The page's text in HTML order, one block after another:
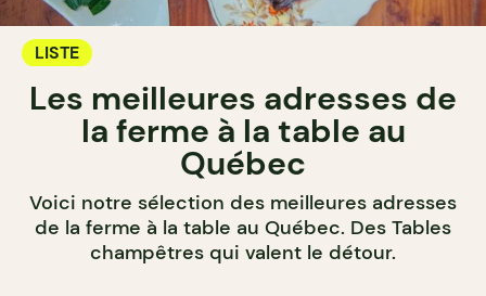
LISTE
Les meilleures adresses de
la ferme à la table au
Québec
Voici notre sélection des meilleures adresses
de la ferme à la table au Québec. Des Tables
champêtres qui valent le détour.